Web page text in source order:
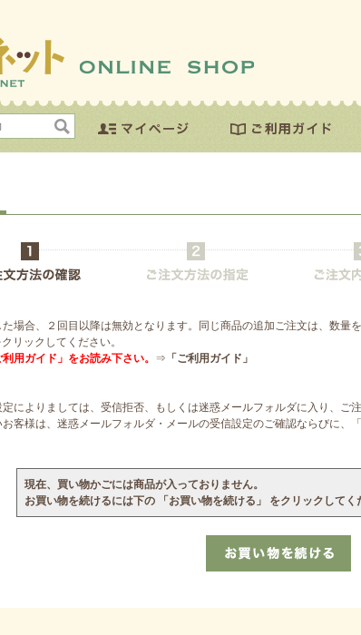
場合、２回目以降は無効となります。同じ商品の追加ご注文は、数量
リックしてください。
用ガイド」をお読み下さい。 ⇒ 「ご利用ガイド」
によりましては、受信拒否、もしくは迷惑メールフォルダに入り、ご
客様は、迷惑メールフォルダ・メールの受信設定のご確認ならびに
現在、買い物かごには商品が入っておりません。
お買い物を続けるには下の 「お買い物を続ける」 をクリックしてく